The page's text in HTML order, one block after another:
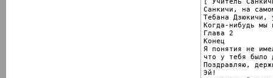
Санкичи, на
Тебана
Когда-нибудь мы
Глава 2
Конец
Я понятия не
что у тебя было
Поздравляю,
Эй!